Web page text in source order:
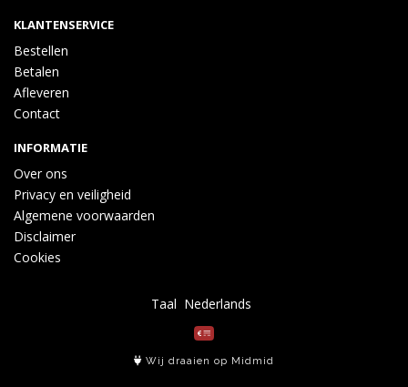
KLANTENSERVICE
Bestellen
Betalen
Afleveren
Contact
INFORMATIE
Over ons
Privacy en veiligheid
Algemene voorwaarden
Disclaimer
Cookies
Taal
Wij draaien op Midmid